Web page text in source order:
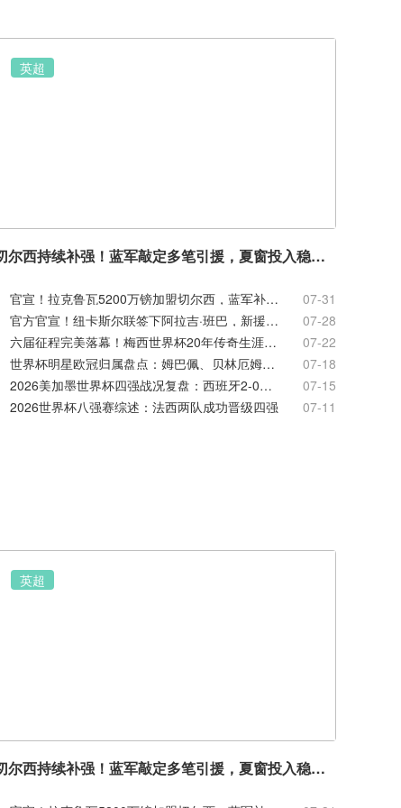
英超
切尔西持续补强！蓝军敲定多笔引援，夏窗投入稳居英超前列
官宣！拉克鲁瓦5200万镑加盟切尔西，蓝军补强后防线
07-31
官方官宣！纽卡斯尔联签下阿拉吉·班巴，新援身披8号战袍
07-28
六届征程完美落幕！梅西世界杯20年传奇生涯完整回顾
07-22
世界杯明星欧冠归属盘点：姆巴佩、贝林厄姆新赛季欧战前景
07-18
2026美加墨世界杯四强战况复盘：西班牙2-0法国率先闯入决赛
07-15
2026世界杯八强赛综述：法西两队成功晋级四强
07-11
英超
切尔西持续补强！蓝军敲定多笔引援，夏窗投入稳居英超前列